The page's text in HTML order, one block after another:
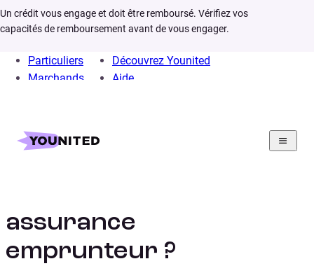
Un crédit vous engage et doit être remboursé. Vérifiez vos
capacités de remboursement avant de vous engager.
Particuliers
Marchands
Découvrez Younited
Aide
Home
Comment choisir son assurance emprunteur
assurance
emprunteur ?